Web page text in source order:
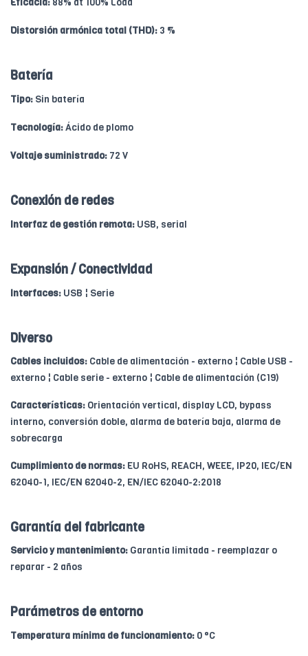
Distorsión armónica total (THD): 3 %
Batería
Tipo: Sin batería
Tecnología:Ácido de plomo
Voltaje suministrado: 72 V
Conexión de redes
Interfaz de gestión remota: USB, serial
Expansión / Conectividad
Interfaces: USB ¦ Serie
Diverso
Cables incluidos: Cable de alimentación - externo ¦ Cable USB -
externo ¦ Cable serie - externo ¦ Cable de alimentación (C19)
Características: Orientación vertical, display LCD, bypass
interno, conversión doble, alarma de batería baja, alarma de
sobrecarga
Cumplimiento de normas: EU RoHS, REACH, WEEE, IP20, IEC/EN
62040-1, IEC/EN 62040-2, EN/IEC 62040-2:2018
Garantía del fabricante
Servicio y mantenimiento: Garantía limitada - reemplazar o
reparar - 2 años
Parámetros de entorno
Temperatura mínima de funcionamiento: 0 °C